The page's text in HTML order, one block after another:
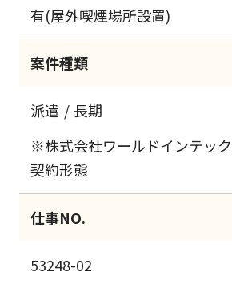
有(屋外喫煙場所設置)
案件種類
派遣
長期
※株式会社ワールドインテッ
契約形態
仕事NO.
53248-02